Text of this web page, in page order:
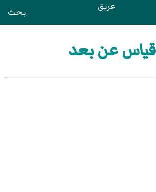
عريق بحث
قياس عن بعد